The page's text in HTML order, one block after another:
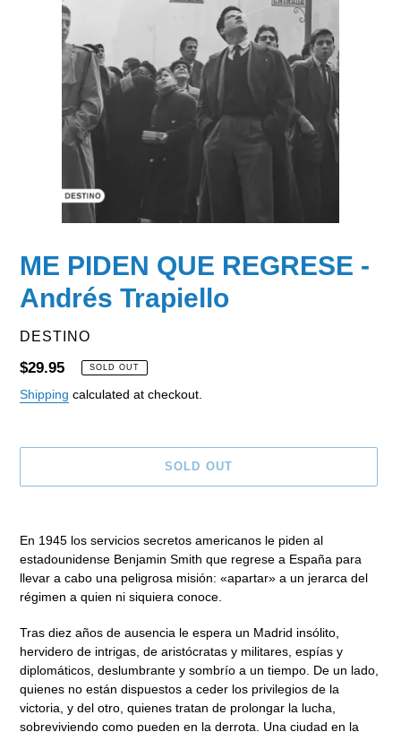
ME PIDEN QUE REGRESE -
Andrés Trapiello
VENDOR
DESTINO
Regular
price
$29.95 SOLD OUT
Shipping calculated at checkout.
SOLD OUT
En 1945 los servicios secretos americanos le piden al
estadounidense Benjamin Smith que regrese a España para
llevar a cabo una peligrosa misión: «apartar» a un jerarca del
régimen a quien ni siquiera conoce.
Tras diez años de ausencia le espera un Madrid insólito,
hervidero de intrigas, de aristócratas y militares, espías y
diplomáticos, deslumbrante y sombrío a un tiempo. De un lado,
quienes no están dispuestos a ceder los privilegios de la
victoria, y del otro, quienes tratan de prolongar la lucha,
sobreviviendo como pueden en la derrota. Una ciudad en la